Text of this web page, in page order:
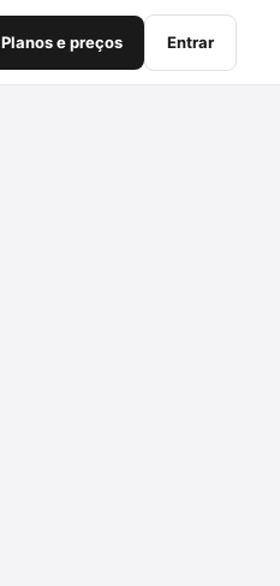
Planos e preços Entrar